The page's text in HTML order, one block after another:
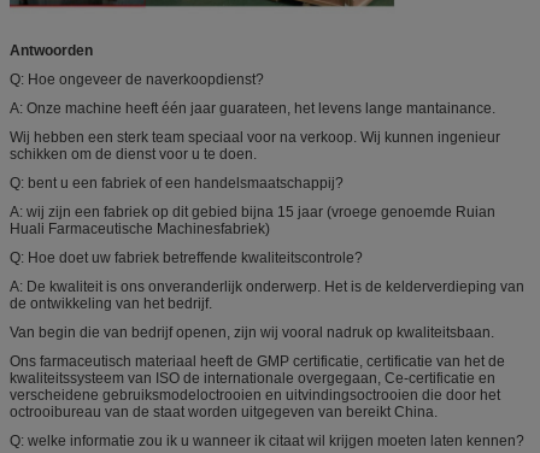
Antwoorden
Q: Hoe ongeveer de naverkoopdienst?
A: Onze machine heeft één jaar guarateen, het levens lange mantainance.
Wij hebben een sterk team speciaal voor na verkoop. Wij kunnen ingenieur
schikken om de dienst voor u te doen.
Q: bent u een fabriek of een handelsmaatschappij?
A: wij zijn een fabriek op dit gebied bijna 15 jaar (vroege genoemde Ruian
Huali Farmaceutische Machinesfabriek)
Q: Hoe doet uw fabriek betreffende kwaliteitscontrole?
A: De kwaliteit is ons onveranderlijk onderwerp. Het is de kelderverdieping van
de ontwikkeling van het bedrijf.
Van begin die van bedrijf openen, zijn wij vooral nadruk op kwaliteitsbaan.
Ons farmaceutisch materiaal heeft de GMP certificatie, certificatie van het de
kwaliteitssysteem van ISO de internationale overgegaan, Ce-certificatie en
verscheidene gebruiksmodeloctrooien en uitvindingsoctrooien die door het
octrooibureau van de staat worden uitgegeven van bereikt China.
Q: welke informatie zou ik u wanneer ik citaat wil krijgen moeten laten kennen?